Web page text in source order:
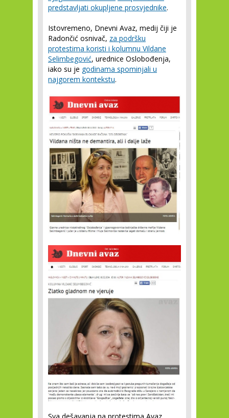
predstavljati okupljene prosvjednike.
Istovremeno, Dnevni Avaz, medij čiji je
Radončić osnivač, za podršku
protestima koristi i kolumnu Vildane
Selimbegović, urednice Oslobođenja,
iako su je godinama spominjali u
najgorem kontekstu.